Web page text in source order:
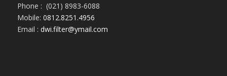
Phone : (021) 8983-6088
Mobile: 0812.8251.4956
Email : dwi.filter@ymail.com